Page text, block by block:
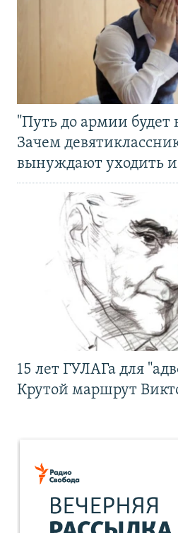
"Путь до армии будет
Зачем
вынуждают уходить
15 лет ГУЛАГа для
Крутой маршрут